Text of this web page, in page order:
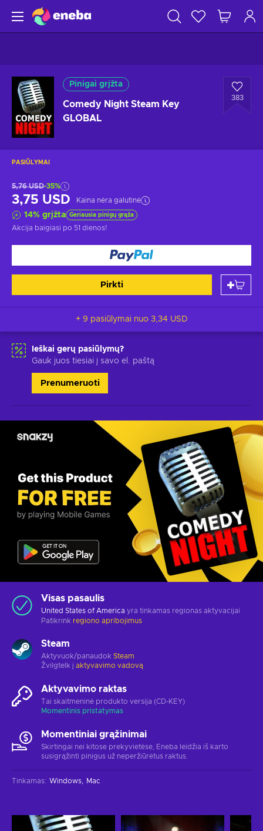
Pinigai grįžta
Comedy Night Steam Key
GLOBAL
383
PASIŪLYMAI
5,76 USD-35%
3,75 USD Kaina nėra galutinė
14% grįžta Geriausia pinigų grąža
Akcija baigiasi po 51 dienos!
Pirkti
+ 9 pasiūlymai nuo 3,34 USD
Ieškai gerų pasiūlymų?
Gauk juos tiesiai į savo el. paštą
Prenumeruoti
Visas pasaulis
United States of America yra tinkamas regionas aktyvacijai
Patikrink regiono apribojimus
Steam
Aktyvuok/panaudok Steam
Žvilgtelk į aktyvavimo vadovą
Aktyvavimo raktas
Tai skaitmeninė produkto versija (CD-KEY)
Momentinis pristatymas
Momentiniai grąžinimai
Skirtingai nei kitose prekyvietėse, Eneba leidžia iš karto
susigrąžinti pinigus už neperžiūrėtus raktus.
Tinkamas: Windows Mac